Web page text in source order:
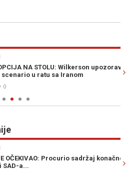
Wilkerson upozorava na
sa Iranom
sadržaj konačnog sporazuma